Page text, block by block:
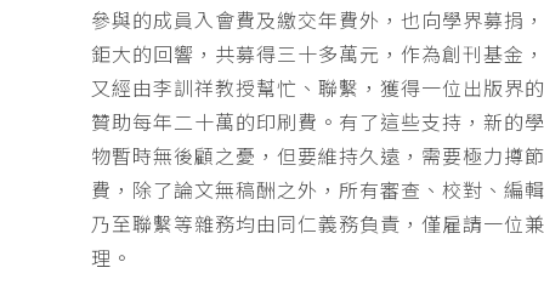
參與的成員入會費及繳交年費外，也向學界募捐
鉅大的回響，共募得三十多萬元，作為創刊基金
又經由李訓祥教授幫忙、聯繫，獲得一位出版界
贊助每年二十萬的印刷費。有了這些支持，新的
物暫時無後顧之憂，但要維持久遠，需要極力撙
費，除了論文無稿酬之外，所有審查、校對、編
乃至聯繫等雜務均由同仁義務負責，僅雇請一位
理。